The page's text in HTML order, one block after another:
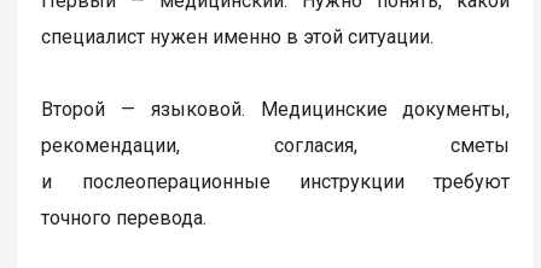
специалист нужен именно в этой ситуации.
Второй — языковой. Медицинские документы,
рекомендации, согласия, сметы
и послеоперационные инструкции требуют
точного перевода.